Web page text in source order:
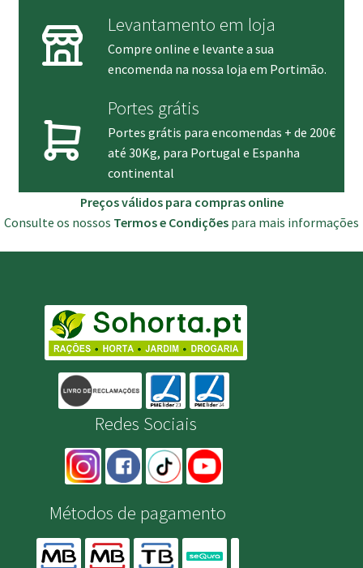
Levantamento em loja
Compre online e levante a sua
encomenda na nossa loja em Portimão.
Portes grátis
Portes grátis para encomendas + de 200€
até 30Kg, para Portugal e Espanha
continental
Preços válidos para compras online
Consulte os nossos Termos e Condições para mais informações
Redes Sociais
Métodos de pagamento